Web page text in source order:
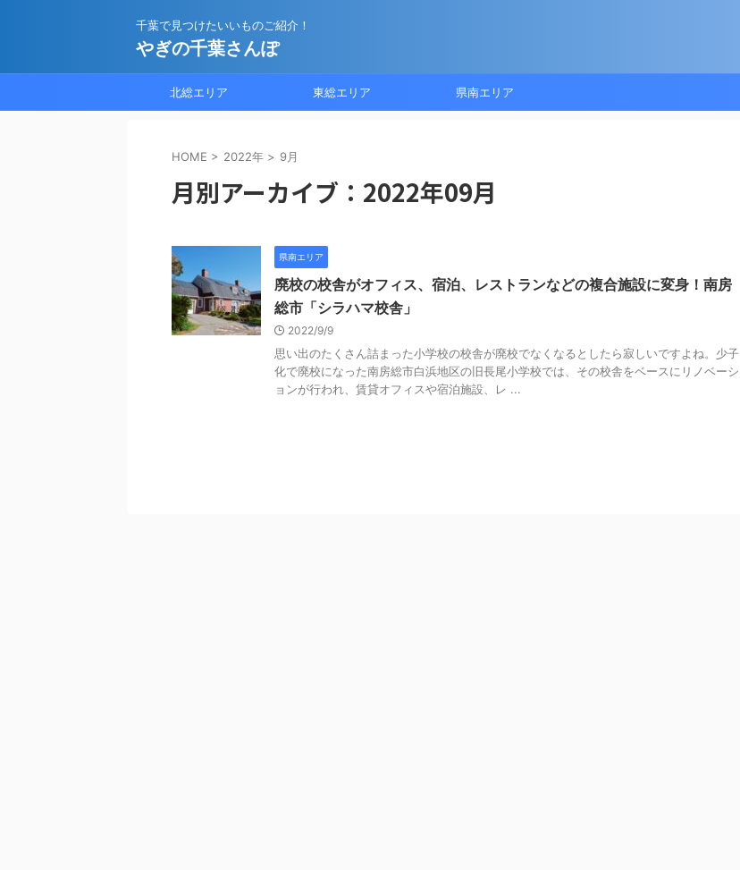
千葉で見つけたいいものご紹介！
やぎの千葉さんぽ
北総エリア 東総エリア 県南エリア
HOME > 2022年 > 9月
月別アーカイブ：2022年09月
県南エリア
廃校の校舎がオフィス、宿泊、レストランなどの複合施設に変身！南房
総市「シラハマ校舎」
2022/9/9
思い出のたくさん詰まった小学校の校舎が廃校でなくなるとしたら寂しいですよね。少子
化で廃校になった南房総市白浜地区の旧長尾小学校では、その校舎をベースにリノベーシ
ョンが行われ、賃貸オフィスや宿泊施設、レ ...